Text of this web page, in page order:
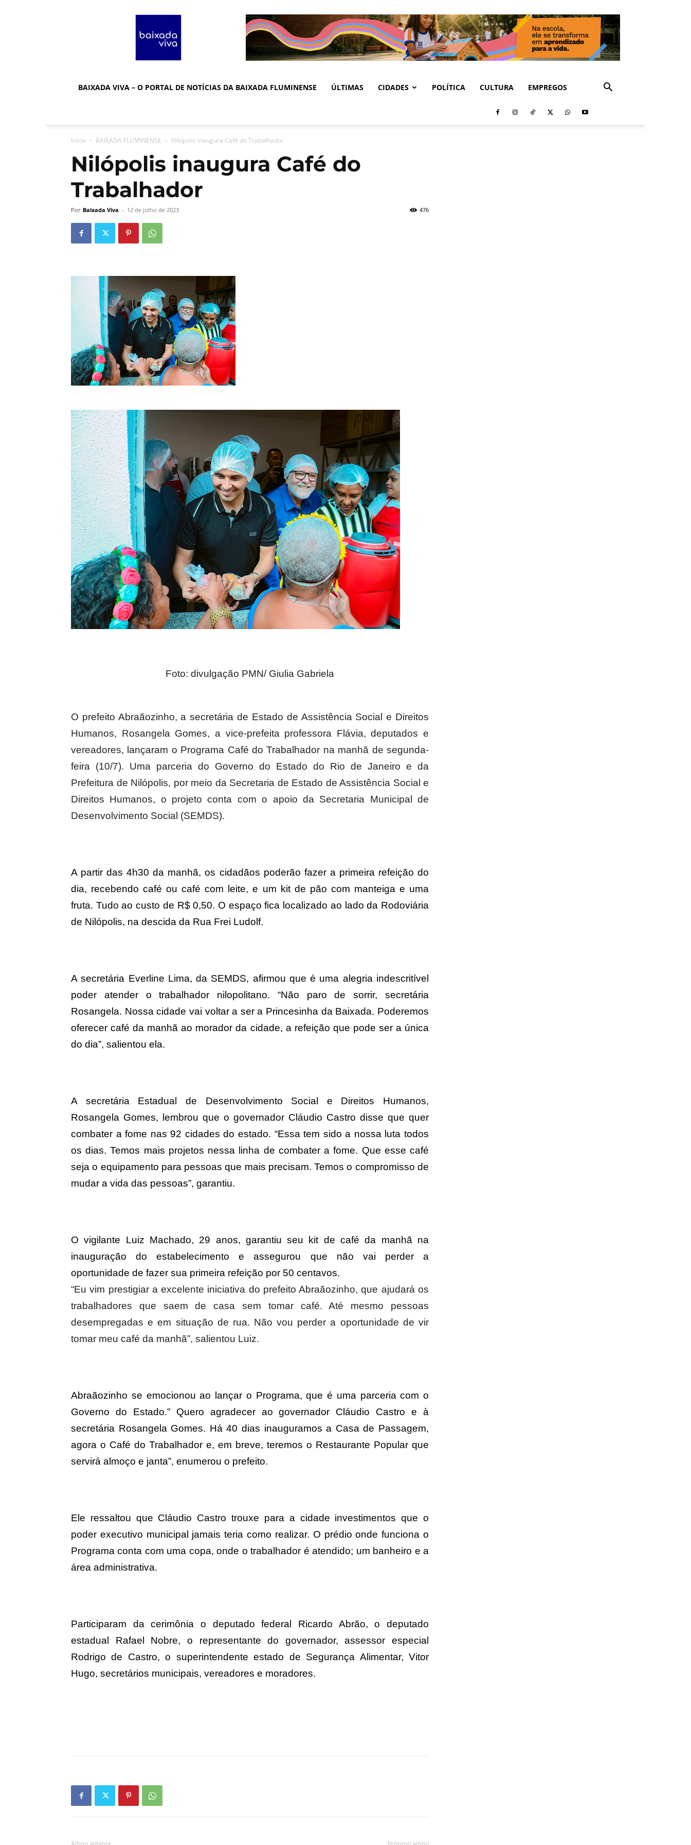
Viva
BAIXADA VIVA – O PORTAL DE NOTÍCIAS DA BAIXADA FLUMINENSE ÚLTIMAS CIDADES POLÍTICA CULTURA EMPREGOS
Início BAIXADA FLUMINENSE Nilópolis inaugura Café do Trabalhador
Nilópolis inaugura Café do
Trabalhador
Por Baixada Viva - 12 de julho de 2023 476
Foto: divulgação PMN/ Giulia Gabriela
O prefeito Abraãozinho, a secretária de Estado de Assistência Social e Direitos
Humanos, Rosangela Gomes, a vice-prefeita professora Flávia, deputados e
vereadores, lançaram o Programa Café do Trabalhador na manhã de segunda-
feira (10/7). Uma parceria do Governo do Estado do Rio de Janeiro e da
Prefeitura de Nilópolis, por meio da Secretaria de Estado de Assistência Social e
Direitos Humanos, o projeto conta com o apoio da Secretaria Municipal de
Desenvolvimento Social (SEMDS).
A partir das 4h30 da manhã, os cidadãos poderão fazer a primeira refeição do
dia, recebendo café ou café com leite, e um kit de pão com manteiga e uma
fruta. Tudo ao custo de R$ 0,50. O espaço fica localizado ao lado da Rodoviária
de Nilópolis, na descida da Rua Frei Ludolf.
A secretária Everline Lima, da SEMDS, afirmou que é uma alegria indescritível
poder atender o trabalhador nilopolitano. “Não paro de sorrir, secretária
Rosangela. Nossa cidade vai voltar a ser a Princesinha da Baixada. Poderemos
oferecer café da manhã ao morador da cidade, a refeição que pode ser a única
do dia”, salientou ela.
A secretária Estadual de Desenvolvimento Social e Direitos Humanos,
Rosangela Gomes, lembrou que o governador Cláudio Castro disse que quer
combater a fome nas 92 cidades do estado. “Essa tem sido a nossa luta todos
os dias. Temos mais projetos nessa linha de combater a fome. Que esse café
seja o equipamento para pessoas que mais precisam. Temos o compromisso de
mudar a vida das pessoas”, garantiu.
O vigilante Luiz Machado, 29 anos, garantiu seu kit de café da manhã na
inauguração do estabelecimento e assegurou que não vai perder a
oportunidade de fazer sua primeira refeição por 50 centavos.
“Eu vim prestigiar a excelente iniciativa do prefeito Abraãozinho, que ajudará os
trabalhadores que saem de casa sem tomar café. Até mesmo pessoas
desempregadas e em situação de rua. Não vou perder a oportunidade de vir
tomar meu café da manhã”, salientou Luiz.
Abraãozinho se emocionou ao lançar o Programa, que é uma parceria com o
Governo do Estado.” Quero agradecer ao governador Cláudio Castro e à
secretária Rosangela Gomes. Há 40 dias inauguramos a Casa de Passagem,
agora o Café do Trabalhador e, em breve, teremos o Restaurante Popular que
servirá almoço e janta”, enumerou o prefeito.
Ele ressaltou que Cláudio Castro trouxe para a cidade investimentos que o
poder executivo municipal jamais teria como realizar. O prédio onde funciona o
Programa conta com uma copa, onde o trabalhador é atendido; um banheiro e a
área administrativa.
Participaram da cerimônia o deputado federal Ricardo Abrão, o deputado
estadual Rafael Nobre, o representante do governador, assessor especial
Rodrigo de Castro, o superintendente estado de Segurança Alimentar, Vitor
Hugo, secretários municipais, vereadores e moradores.